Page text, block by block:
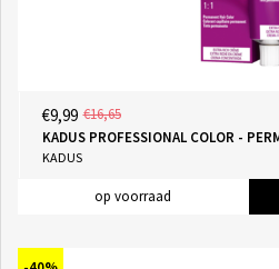
€9,99 €16,65
KADUS PROFESSIONAL COLOR -
KADUS
op voorraad